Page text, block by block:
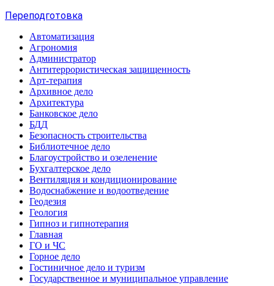
Переподготовка
Автоматизация
Агрономия
Администратор
Антитеррористическая защищенность
Арт-терапия
Архивное дело
Архитектура
Банковское дело
БДД
Безопасность строительства
Библиотечное дело
Благоустройство и озеленение
Бухгалтерское дело
Вентиляция и кондиционирование
Водоснабжение и водоотведение
Геодезия
Геология
Гипноз и гипнотерапия
Главная
ГО и ЧС
Горное дело
Гостиничное дело и туризм
Государственное и муниципальное управление